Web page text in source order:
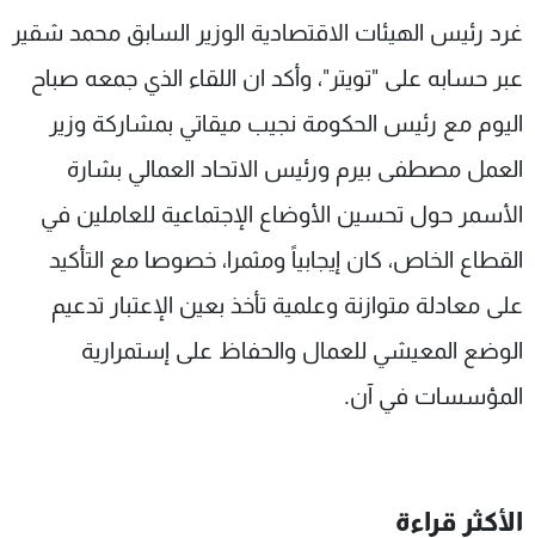
غرد رئيس الهيئات الاقتصادية الوزير السابق محمد شقير
عبر حسابه على "تويتر"، وأكد ان اللقاء الذي جمعه صباح
اليوم‏ مع رئيس الحكومة نجيب ميقاتي بمشاركة وزير
العمل مصطفى بيرم ورئيس الاتحاد العمالي بشارة
الأسمر حول تحسين الأوضاع الإجتماعية للعاملين في
القطاع الخاص، كان إيجابياً ومثمرا، خصوصا مع التأكيد
على معادلة متوازنة وعلمية تأخذ بعين الإعتبار تدعيم
الوضع المعيشي للعمال والحفاظ على إستمرارية
المؤسسات في آن.
الأكثر قراءة
شاهد البرامج
عن MTV
الإنـتـاج
لاعلاناتكم
وظائف
تواصل معنا
شروط الإسـتخدام
سياسة الخصوصية